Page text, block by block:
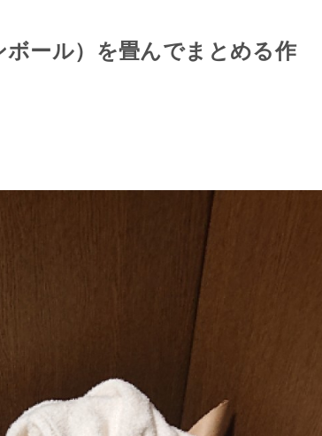
ール）を畳んでまとめる作